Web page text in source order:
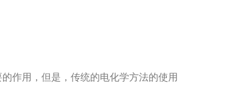
作用，但是，传统的电化学方法的使用